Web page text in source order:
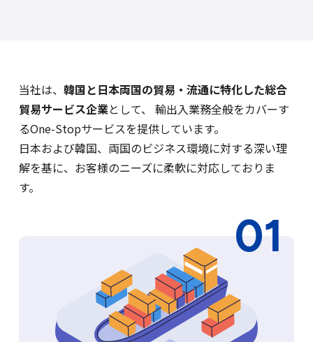
当社は、韓国と日本両国の貿易・流通に特化した総合
貿易サービス企業として、 輸出入業務全般をカバーす
るOne-Stopサービスを提供しています。
日本および韓国、両国のビジネス環境に対する深い理
解を基に、お客様のニーズに柔軟に対応しておりま
す。